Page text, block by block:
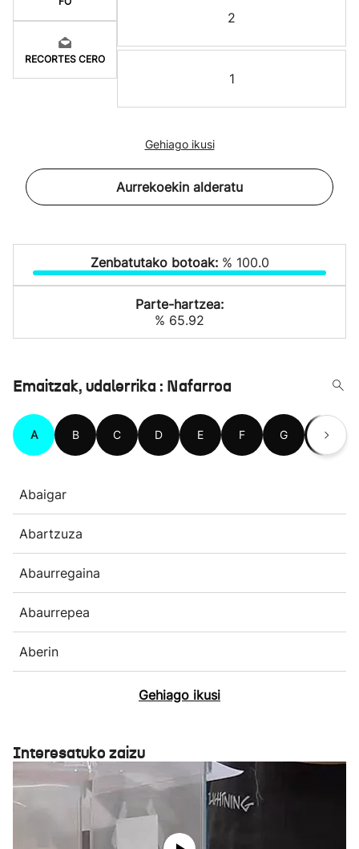
RECORTES CERO
2
1
Gehiago ikusi
Aurrekoekin alderatu
Zenbatutako botoak: % 100.0
Parte-hartzea:
% 65.92
Emaitzak, udalerrika : Nafarroa
A B C D E F G H
Abaigar
Abartzuza
Abaurregaina
Abaurrepea
Aberin
Gehiago ikusi
Interesatuko zaizu